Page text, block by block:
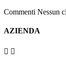
Commenti Nessun
AZIENDA
 